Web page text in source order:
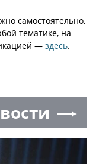
самостоятельно,
тематике, на
— здесь.